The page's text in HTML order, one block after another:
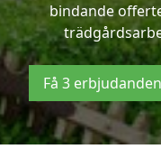
bindande
Få 3